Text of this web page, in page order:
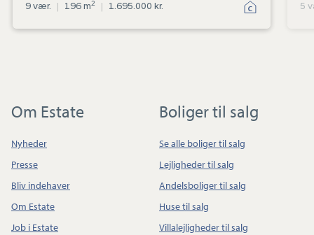
9 vær. | 196 m2 | 1.695.000 kr. 5
Om Estate
Nyheder
Presse
Bliv indehaver
Om Estate
Job i Estate
Boliger til salg
Se alle boliger til salg
Lejligheder til salg
Andelsboliger til salg
Huse til salg
Villalejligheder til salg